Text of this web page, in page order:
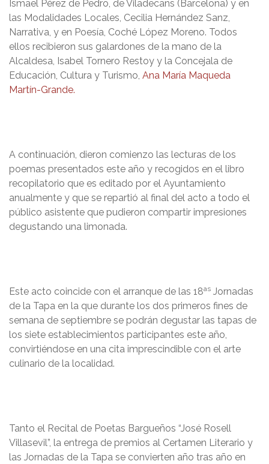
Ismael Pérez de Pedro, de Viladecans (Barcelona) y en
las Modalidades Locales, Cecilia Hernández Sanz,
Narrativa, y en Poesía, Coché López Moreno. Todos
ellos recibieron sus galardones de la mano de la
Alcaldesa, Isabel Tornero Restoy y la Concejala de
Educación, Cultura y Turismo, Ana María Maqueda
Martín-Grande.
A continuación, dieron comienzo las lecturas de los
poemas presentados este año y recogidos en el libro
recopilatorio que es editado por el Ayuntamiento
anualmente y que se repartió al final del acto a todo el
público asistente que pudieron compartir impresiones
degustando una limonada.
Este acto coincide con el arranque de las 18as Jornadas
de la Tapa en la que durante los dos primeros fines de
semana de septiembre se podrán degustar las tapas de
los siete establecimientos participantes este año,
convirtiéndose en una cita imprescindible con el arte
culinario de la localidad.
Tanto el Recital de Poetas Bargueños “José Rosell
Villasevil”, la entrega de premios al Certamen Literario y
las Jornadas de la Tapa se convierten año tras año en